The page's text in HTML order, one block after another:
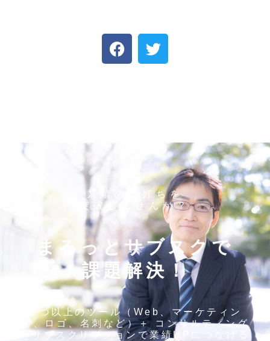
業績の頭打ちを
突破しませんか？
まるっとサブスクで
課題解決！
３つ以上のツール（Web、マーケティン
グ、ロゴ、名刺など）＋ コンサルティング
をサブスクリプションで業績UPにつなげる